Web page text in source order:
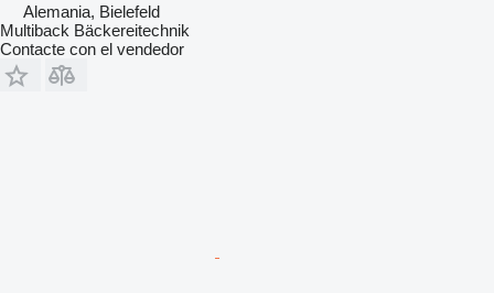
Alemania, Bielefeld
Multiback Bäckereitechnik
Contacte con el vendedor